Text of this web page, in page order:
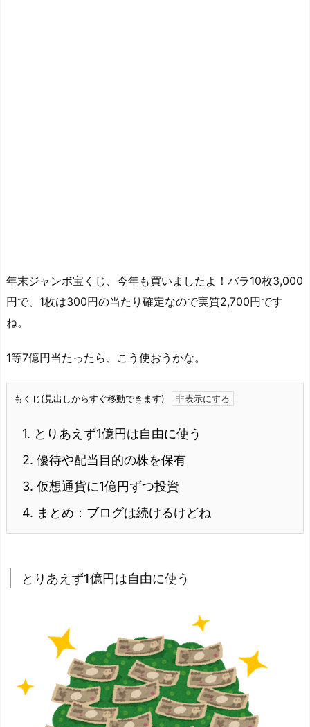
年末ジャンボ宝くじ、今年も買いましたよ！バラ10枚3,000
円で、1枚は300円の当たり確定なので実質2,700円です
ね。
1等7億円当たったら、こう使おうかな。
もくじ(見出しからすぐ移動できます)
1. とりあえず1億円は自由に使う
2. 優待や配当目的の株を保有
3. 仮想通貨に1億円ずつ投資
4. まとめ：ブログは続けるけどね
とりあえず1億円は自由に使う